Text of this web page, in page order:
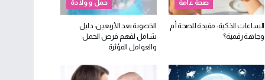
صحة عامة
الساعات الذكية: مفيدة للصحة أم
وجاهة رقمية؟
حمل وولادة
الخصوبة بعد الأربعين: دليل
شامل لفهم فرص الحمل
والعوامل المؤثرة